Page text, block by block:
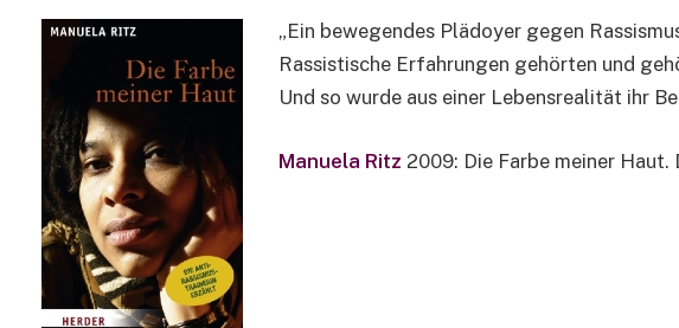
„Ein bewegendes Plädoyer gegen
Rassistische Erfahrungen gehörten und
Und so wurde aus einer Lebensrealität ihr
Manuela Ritz 2009: Die Farbe meiner